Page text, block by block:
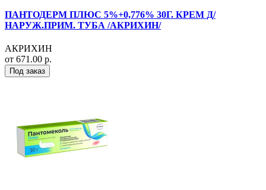
ПАНТОДЕРМ ПЛЮС 5%+0,776% 30Г. КРЕМ Д/
НАРУЖ.ПРИМ. ТУБА /АКРИХИН/
АКРИХИН
от 671.00 р.
Под заказ